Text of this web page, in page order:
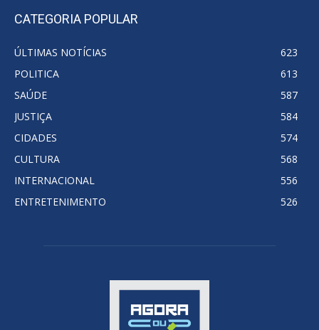
CATEGORIA POPULAR
ÚLTIMAS NOTÍCIAS
623
POLITICA
613
SAÚDE
587
JUSTIÇA
584
CIDADES
574
CULTURA
568
INTERNACIONAL
556
ENTRETENIMENTO
526